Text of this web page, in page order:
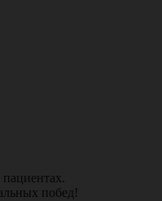
пациентах.
побед!